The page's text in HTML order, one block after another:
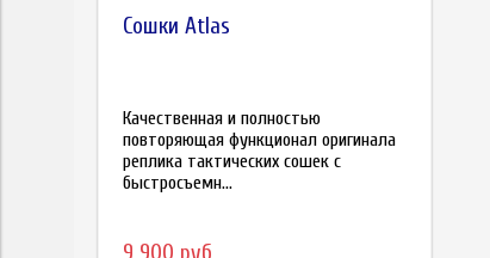
Сошки Atlas
Качественная и полностью
повторяющая функционал оригинала
реплика тактических сошек с
быстросъемн...
9 900 руб